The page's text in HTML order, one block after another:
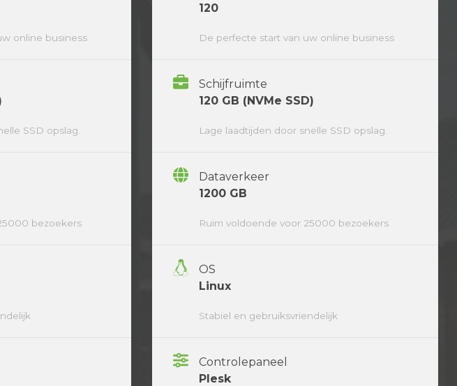
online business
SSD opslag.
bezoekers
120
De perfecte start van uw online business
Schijfruimte
120 GB (NVMe SSD)
Lage laadtijden door snelle SSD opslag.
Dataverkeer
1200 GB
Ruim voldoende voor 25000 bezoekers
OS
Linux
Stabiel en gebruiksvriendelijk
Controlepaneel
Plesk